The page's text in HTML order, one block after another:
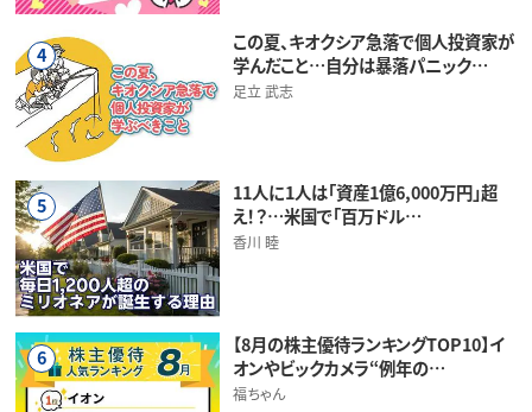
4
この夏、キオクシア急落で個人投資家が
学んだこと…自分は暴落パニック…
足立 武志
5
11人に1人は「資産1億6,000万円」超
え！？…米国で「百万ドル…
香川 睦
6
【8月の株主優待ランキングTOP10】イ
オンやビックカメラ“例年の…
福ちゃん